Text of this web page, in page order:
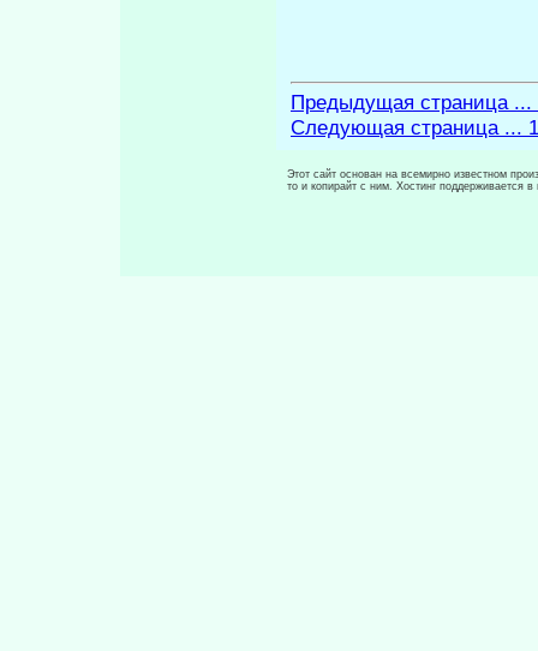
Предыдущая страница ...
Следующая страница ...
Этот сайт основан на всемирно известном
то и копирайт с ним. Хостинг поддерживается